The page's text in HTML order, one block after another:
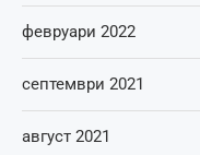
февруари 2022
септември 2021
август 2021